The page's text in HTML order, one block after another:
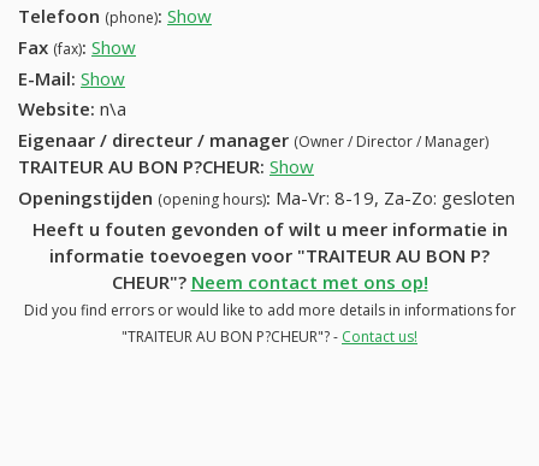
Telefoon (phone): Show
Fax (fax): Show
E-Mail: Show
Website: n\a
Eigenaar / directeur / manager (Owner / Director / Manager)
TRAITEUR AU BON P?CHEUR: Show
Openingstijden (opening hours): Ma-Vr: 8-19, Za-Zo: gesloten
Heeft u fouten gevonden of wilt u meer informatie in
informatie toevoegen voor "TRAITEUR AU BON P?
CHEUR"? Neem contact met ons op!
Did you find errors or would like to add more details in informations for
"TRAITEUR AU BON P?CHEUR"? - Contact us!